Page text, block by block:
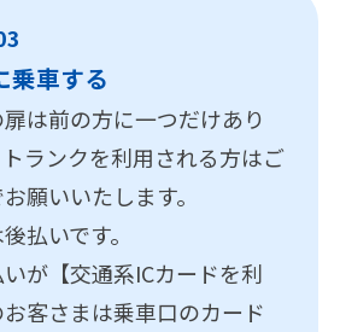
乗車する
は前の方に一つだけあり
トランクを利用される方はご
願いいたします。
払いです。
が【交通系ICカードを利
客さまは乗車口のカード